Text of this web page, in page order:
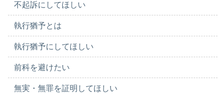
不起訴にしてほしい
執行猶予とは
執行猶予にしてほしい
前科を避けたい
無実・無罪を証明してほしい